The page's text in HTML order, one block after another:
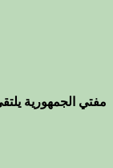
مفتي الجمهورية